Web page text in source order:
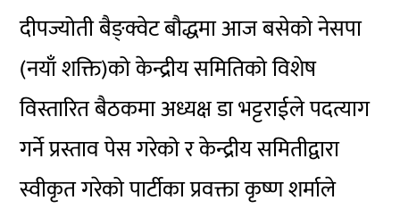
दीपज्योती बैङ्क्वेट बौद्धमा आज बसेको नेसपा
(नयाँ शक्ति)को केन्द्रीय समितिको विशेष
विस्तारित बैठकमा अध्यक्ष डा भट्टराईले पदत्याग
गर्ने प्रस्ताव पेस गरेको र केन्द्रीय समितीद्वारा
स्वीकृत गरेको पार्टीका प्रवक्ता कृष्ण शर्माले